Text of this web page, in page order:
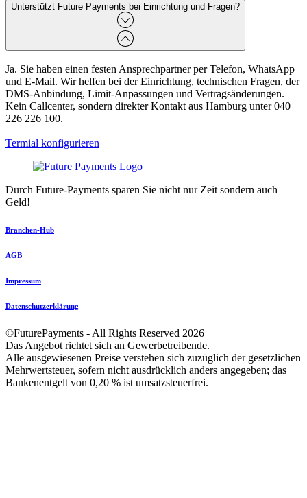
Unterstützt Future Payments bei Einrichtung und Fragen?
Ja. Sie haben einen festen Ansprechpartner per Telefon, WhatsApp
und E-Mail. Wir helfen bei der Einrichtung, technischen Fragen, der
DMS-Anbindung, Limit-Anpassungen und Vertragsänderungen.
Kein Callcenter, sondern direkter Kontakt aus Hamburg unter 040
226 226 100.
Termial konfigurieren
Durch Future-Payments sparen Sie nicht nur Zeit sondern auch
Geld!
Branchen-Hub
AGB
Impressum
Datenschutzerklärung
©FuturePayments - All Rights Reserved 2026
Das Angebot richtet sich an Gewerbetreibende.
Alle ausgewiesenen Preise verstehen sich zuzüglich der gesetzlichen
Mehrwertsteuer, sofern nicht ausdrücklich anders angegeben; das
Bankenentgelt von 0,20 % ist umsatzsteuerfrei.